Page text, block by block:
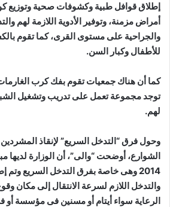
إطلاق قوافل طبية وكشوفات صحية وتوزيع
أمراض مزمنة، وتوفير الأدوية اللازمة لهم
والجراحية على مستوى القرى، كما تقوم
للأطفال وكبار السن.
كما أن هناك جمعيات تقوم بفك كرب الغارمات
توجد مجموعة تعمل على تدريب وتشغيل
لهم.
وحول فرق “التدخل السريع” لإنقاذ
الشوارع، أوضحت “والى”، أن الوزارة لديها
2014 وهى خاصة بفرق التدخل السريع وتم
والتدخل اللازم لسرعة الانتقال إلى مكان
الرعاية سواء أيتام أو مسنين فى مؤسسة